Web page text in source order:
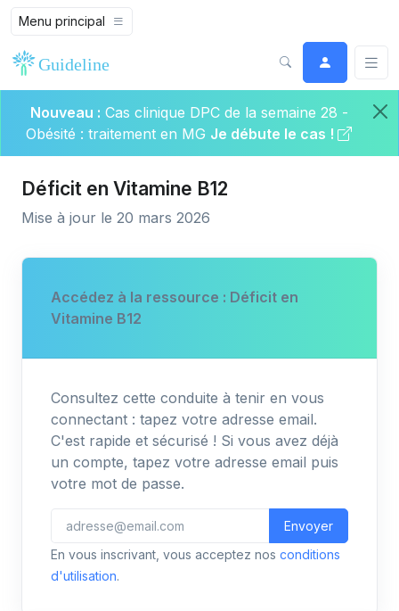
Menu principal
Nouveau : Cas clinique DPC de la semaine 28 -
Obésité : traitement en MG Je débute le cas !
Déficit en Vitamine B12
Mise à jour le 20 mars 2026
Accédez à la ressource : Déficit en
Vitamine B12
Consultez cette conduite à tenir en vous
connectant : tapez votre adresse email.
C'est rapide et sécurisé ! Si vous avez déjà
un compte, tapez votre adresse email puis
votre mot de passe.
Envoyer
En vous inscrivant, vous acceptez nos conditions
d'utilisation.